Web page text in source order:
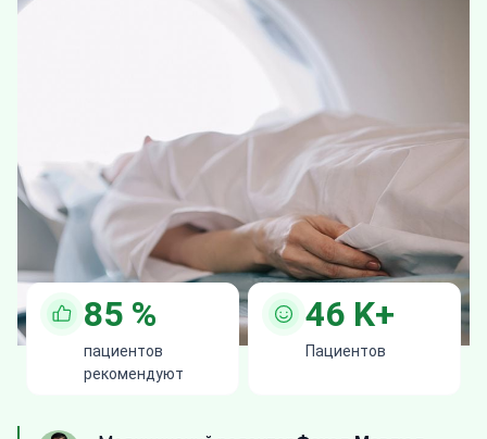
85 %
пациентов
рекомендуют
46 K+
Пациентов